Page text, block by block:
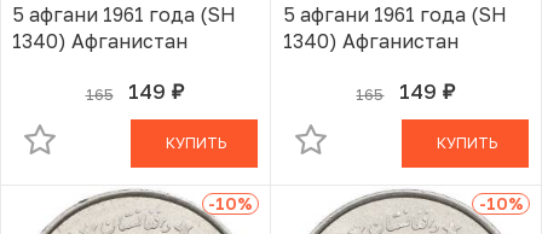
5 афгани 1961 года (SH
1340) Афганистан
165 149 руб.
В КОРЗИНЕ
КУПИТЬ
5 афгани 1961 года (SH
1340) Афганистан
165 149 руб.
В КОРЗИНЕ
КУПИТЬ
-10% -10%